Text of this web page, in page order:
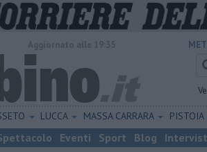
LUCCA MASSA CARRARA PISTOIA
Eventi Sport Blog